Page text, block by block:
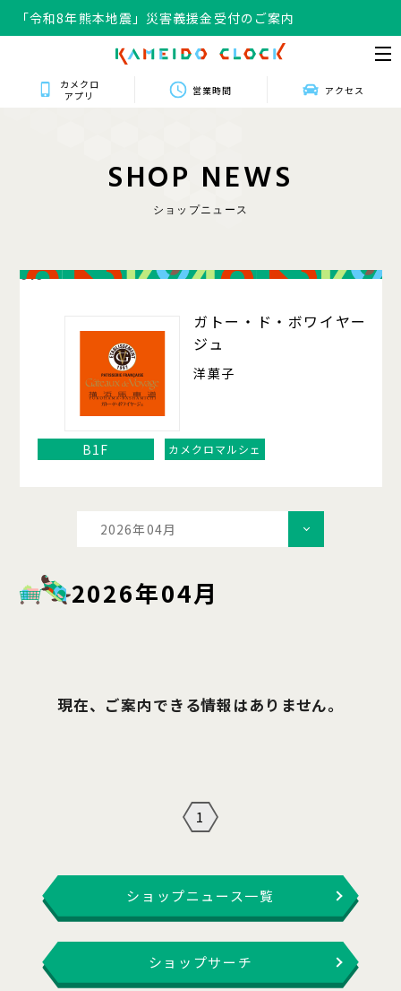
「令和8年熊本地震」災害義援金受付のご案内
カメクロ
アプリ
営業時間 アクセス
SHOP NEWS
ショップニュース
016
ガトー・ド・ボワイヤー
ジュ
洋菓子
B1F カメクロマルシェ
2026年04月
2026年04月
現在、ご案内できる情報はありません。
1
ショップニュース一覧
ショップサーチ